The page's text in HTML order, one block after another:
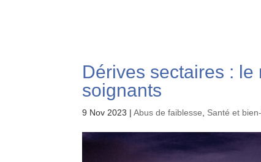
Dérives sectaires :
soignants
9 Nov 2023 |Abus de faiblesse Santé et